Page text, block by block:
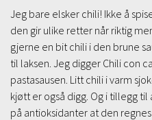
Jeg bare elsker chili! Ikke å
den gir ulike retter når riktig
gjerne en bit chili i den brune
til laksen. Jeg digger Chili con
pastasausen. Litt chili i varm
kjøtt er også digg. Og i tillegg
på antioksidanter at den